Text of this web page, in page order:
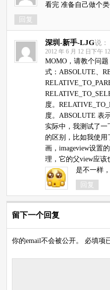
看完 准备自己做个
回复
深圳-新手-LJG说：
2012 年 6 月 12 日下午
MOMO，请教个问
式：ABSOLUTE、
度。
度。ABSOLUTE 表
实际中，我测试了一
的区别，比如我使用
画，imageview设置
理，它的父view应该
是不一样
回复
留下一个回复
你的email不会被公开。 必填项